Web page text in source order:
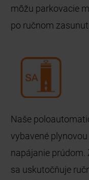
môžu parkovacie
po ručnom
Naše
vybavené
napájanie
sa uskutočňuje